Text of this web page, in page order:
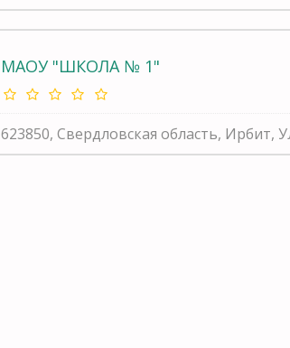
МАОУ "ШКОЛА № 1"
623850, Свердловская область,